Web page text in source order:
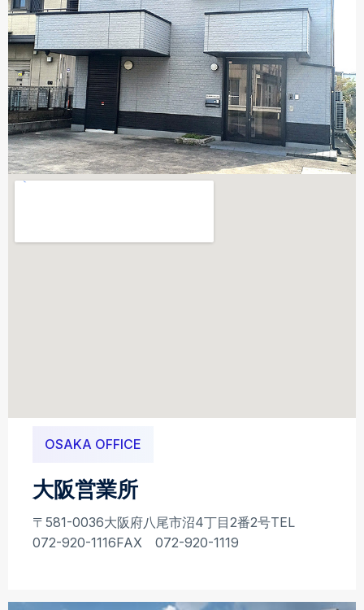
OSAKA OFFICE
大阪営業所
〒581-0036大阪府八尾市沼4丁目2番2号TEL
072-920-1116FAX 072-920-1119